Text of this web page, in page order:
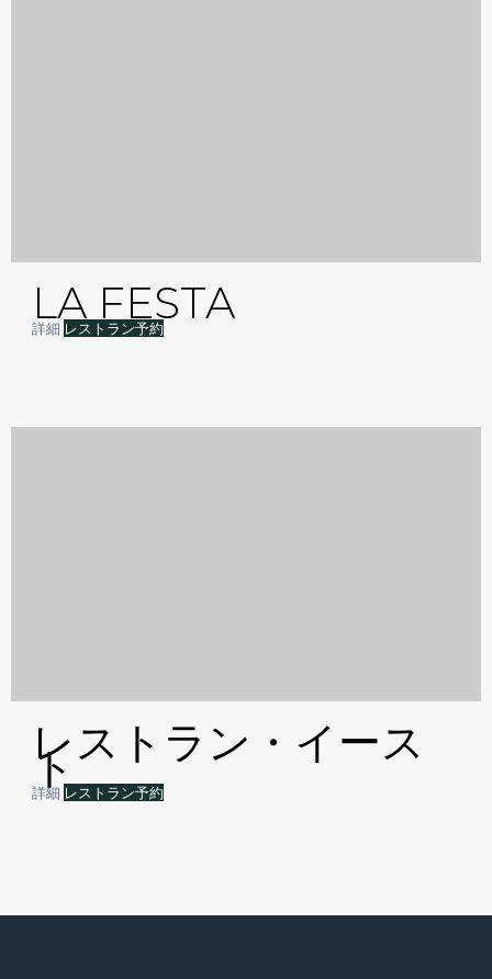
LA FESTA
詳細 レストラン予約
レストラン・イース
ト
詳細 レストラン予約